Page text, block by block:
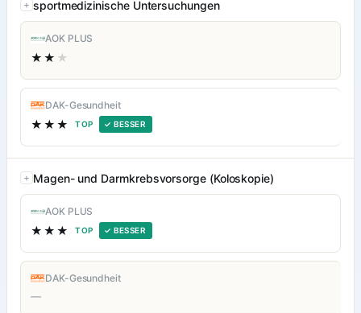
sportmedizinische Untersuchungen
AOK PLUS
★★ ★
DAK-Gesundheit
★★★ TOP ✓ BESSER
Magen- und Darmkrebsvorsorge (Koloskopie)
AOK PLUS
★★★ TOP ✓ BESSER
DAK-Gesundheit
—